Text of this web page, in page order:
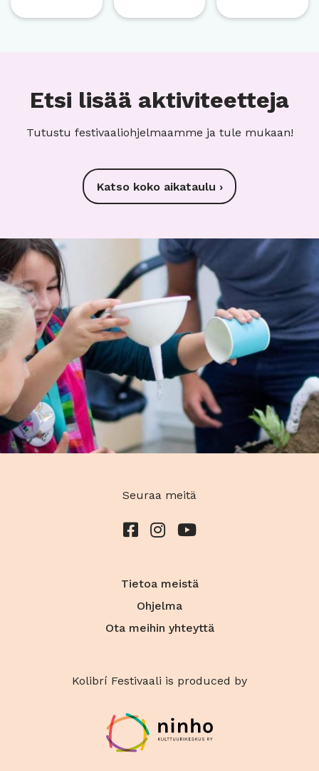
Etsi lisää aktiviteetteja
Tutustu festivaaliohjelmaamme ja tule mukaan!
Katso koko aikataulu ›
Seuraa meitä
Tietoa meistä
Ohjelma
Ota meihin yhteyttä
Kolibrí Festivaali is produced by